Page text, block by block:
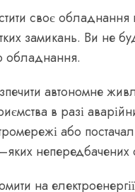
своє
замикань. Ви не
обладнання.
автономне
в разі
або
непередбачених
на